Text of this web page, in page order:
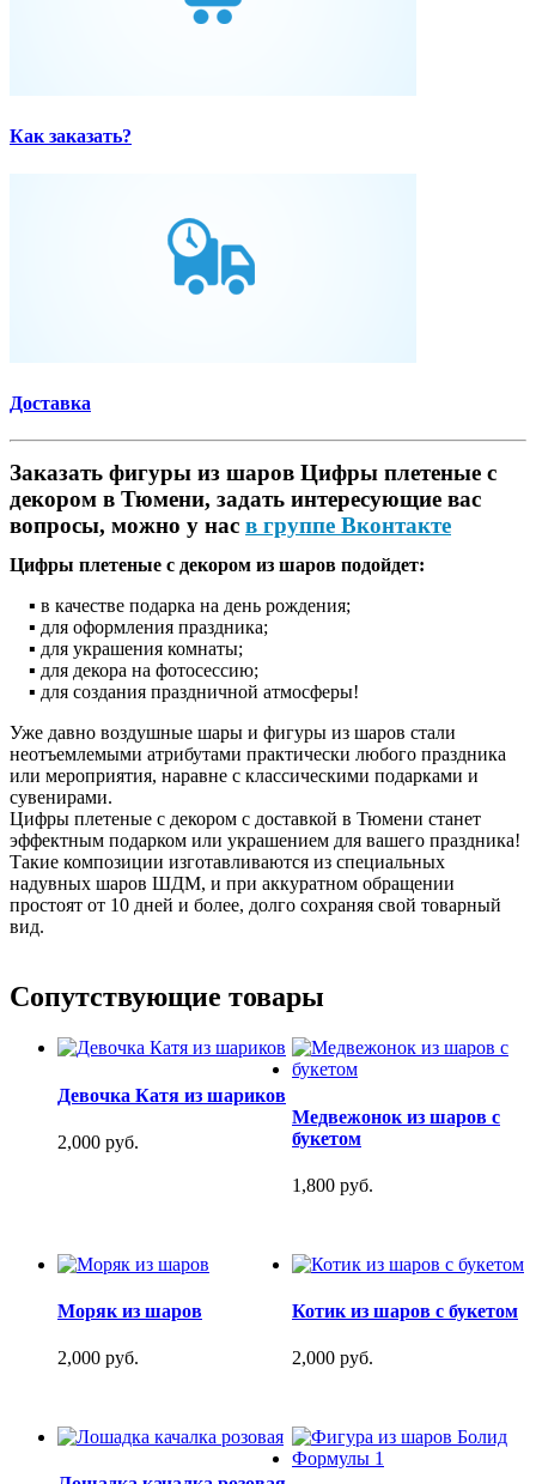
Как заказать?
Доставка
Заказать фигуры из шаров Цифры плетеные с
декором в Тюмени, задать интересующие вас
вопросы, можно у нас в группе Вконтакте
Цифры плетеные с декором из шаров подойдет:
▪ в качестве подарка на день рождения;
▪ для оформления праздника;
▪ для украшения комнаты;
▪ для декора на фотосессию;
▪ для создания праздничной атмосферы!
Уже давно воздушные шары и фигуры из шаров стали
неотъемлемыми атрибутами практически любого праздника
или мероприятия, наравне с классическими подарками и
сувенирами.
Цифры плетеные с декором с доставкой в Тюмени станет
эффектным подарком или украшением для вашего праздника!
Такие композиции изготавливаются из специальных
надувных шаров ШДМ, и при аккуратном обращении
простоят от 10 дней и более, долго сохраняя свой товарный
вид.
Сопутствующие товары
Девочка Катя из шариков
2,000 руб.
Медвежонок из шаров с
букетом
1,800 руб.
Моряк из шаров
2,000 руб.
Котик из шаров с букетом
2,000 руб.